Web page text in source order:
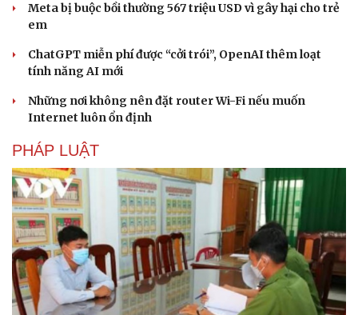
Doanh nghiệp
Thông tin doanh nghiệp
Doanh nghiệp 24h
Doanh nhân
Vì cộng đồng
Sành điệu
Tin Công nghệ
Trải nghiệm
Chuyển đổi số
Meta bị buộc bồi thường 567 triệu USD vì gây hại cho trẻ
em
ChatGPT miễn phí được “cởi trói”, OpenAI thêm loạt
tính năng AI mới
Những nơi không nên đặt router Wi-Fi nếu muốn
Internet luôn ổn định
PHÁP LUẬT